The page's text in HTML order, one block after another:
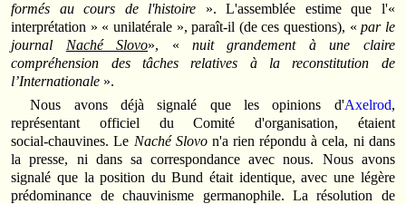
formés au cours de l'histoire ». L'assemblée estime que l'«
interprétation » « unilatérale », paraît‑il (de ces questions), «par le
journal Naché Slovo», « nuit grandement à une claire
compréhension des tâches relatives à la reconstitution de
l’Internationale ».
Nous avons déjà signalé que les opinions d'Axelrod,
représentant officiel du Comité d'organisation, étaient
social‑chauvines. Le Naché Slovon'a rien répondu à cela, ni dans
la presse, ni dans sa correspondance avec nous. Nous avons
signalé que la position du Bund était identique, avec une légère
prédominance de chauvinisme germanophile. La résolution de